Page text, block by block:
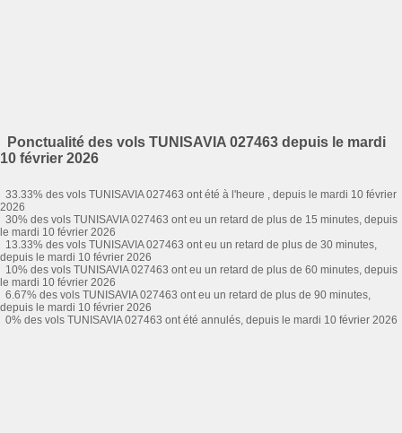
Ponctualité des vols TUNISAVIA 027463 depuis le mardi
10 février 2026
33.33% des vols TUNISAVIA 027463 ont été à l'heure , depuis le mardi 10 février
2026
30% des vols TUNISAVIA 027463 ont eu un retard de plus de 15 minutes, depuis
le mardi 10 février 2026
13.33% des vols TUNISAVIA 027463 ont eu un retard de plus de 30 minutes,
depuis le mardi 10 février 2026
10% des vols TUNISAVIA 027463 ont eu un retard de plus de 60 minutes, depuis
le mardi 10 février 2026
6.67% des vols TUNISAVIA 027463 ont eu un retard de plus de 90 minutes,
depuis le mardi 10 février 2026
0% des vols TUNISAVIA 027463 ont été annulés, depuis le mardi 10 février 2026